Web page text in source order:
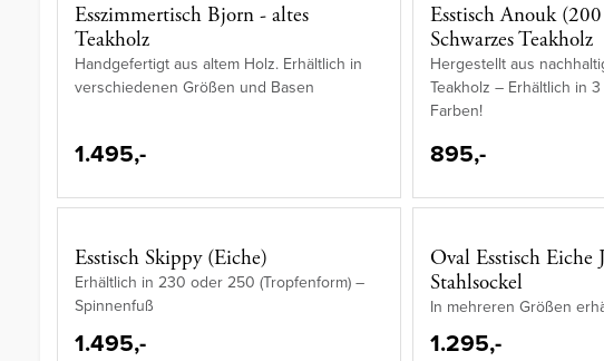
Esszimmertisch Bjorn - altes
Teakholz
Handgefertigt aus altem Holz. Erhältlich in
verschiedenen Größen und Basen
1.495,-
Esstisch Anouk
Schwarzes Teakholz
Hergestellt aus
Teakholz – Erhältlich in
Farben!
895,-
Esstisch Skippy (Eiche)
Erhältlich in 230 oder 250 (Tropfenform) –
Spinnenfuß
1.495,-
Oval Esstisch Eiche
Stahlsockel
In mehreren Größen
1.295,-